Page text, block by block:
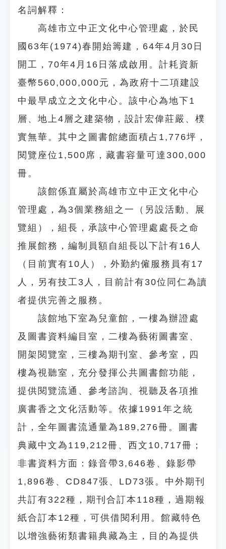
名詞解釋：
高雄市立中正文化中心管理處，於民
國63年(1974)春開始籌建，64年4月30日
開工，70年4月16日落成啟用。計耗資新
臺幣560,000,000元，為政府十二項建設
中最早成立之文化中心。該中心為地下1
層、地上4層之建築物，設計宏偉莊嚴、樸
實無華。其中之圖書館總面積占1,776坪，
閱覽座位1,500席，藏書容量可達300,000
冊。
該館係直屬於高雄市立中正文化中心
管理處，為3個業務組之一（另設活動、展
覽組），組長，承該中心管理處處長之命
推展館務，編制員額自組長以下計有16人
（目前實有10人），外勤約僱服務員有17
人，另有技工3人，目前計有30位同仁為讀
者提供完善之服務。
該館地下室為兒童館，一樓為辦證處
及圖書資料編目室，二樓為藝術圖書室、
開架閱覽室，三樓為期刊室、參考室，四
樓為視聽室，充分發揮公共圖書館功能，
提供閱覽流通、參考諮詢、視聽及各項推
廣書香之文化活動等。依據1991年之統
計，全年圖書流通量為189,276冊。圖書
典藏中文為119,212冊、西文10,717冊；
非書資料方面：錄音帶3,646卷、錄影帶
1,896卷、CD847張、LD73張。中外期刊
共訂有322種，期刊合訂本118種，過期報
紙合訂本12種，可供借閱利用。館藏特色
以增強藝術類書籍典藏為主，目的為提供